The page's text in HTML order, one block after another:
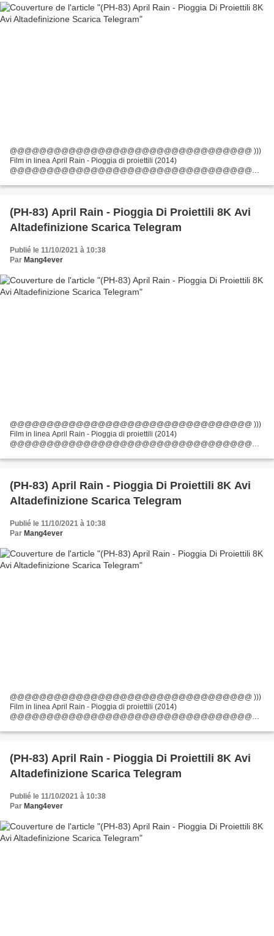
@@@@@@@@@@@@@@@@@@@@@@@@@@@@@@@@@ )))
Film in linea April Rain - Pioggia di proiettili (2014)
@@@@@@@@@@@@@@@@@@@@@@@@@@@@@@@@@
2014, Generi: Azione Elenco degli attori:...
(PH-83) April Rain - Pioggia Di Proiettili 8K Avi
Altadefinizione Scarica Telegram
Publié le 11/10/2021 à 10:38
Par Mang4ever
@@@@@@@@@@@@@@@@@@@@@@@@@@@@@@@@@ )))
Film in linea April Rain - Pioggia di proiettili (2014)
@@@@@@@@@@@@@@@@@@@@@@@@@@@@@@@@@
2014, Generi: Azione Elenco degli attori:...
(PH-83) April Rain - Pioggia Di Proiettili 8K Avi
Altadefinizione Scarica Telegram
Publié le 11/10/2021 à 10:38
Par Mang4ever
@@@@@@@@@@@@@@@@@@@@@@@@@@@@@@@@@ )))
Film in linea April Rain - Pioggia di proiettili (2014)
@@@@@@@@@@@@@@@@@@@@@@@@@@@@@@@@@
2014, Generi: Azione Elenco degli attori:...
(PH-83) April Rain - Pioggia Di Proiettili 8K Avi
Altadefinizione Scarica Telegram
Publié le 11/10/2021 à 10:38
Par Mang4ever